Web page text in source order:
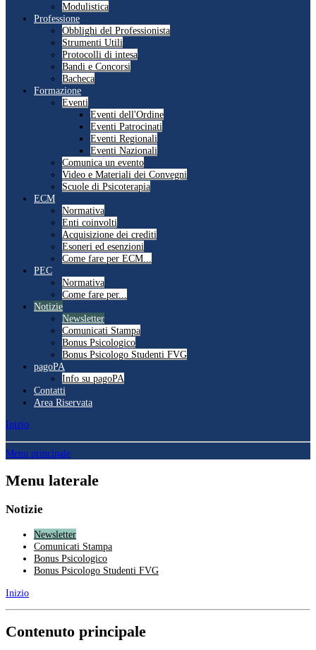
Modulistica
Professione
Obblighi del Professionista
Strumenti Utili
Protocolli di intesa
Bandi e Concorsi
Bacheca
Formazione
Eventi
Eventi dell'Ordine
Eventi Patrocinati
Eventi Regionali
Eventi Nazionali
Comunica un evento
Video e Materiali dei Convegni
Scuole di Psicoterapia
ECM
Normativa
Enti coinvolti
Acquisizione dei crediti
Esoneri ed esenzioni
Come fare per ECM...
PEC
Normativa
Come fare per...
Notizie
Newsletter
Comunicati Stampa
Bonus Psicologico
Bonus Psicologo Studenti FVG
pagoPA
Info su pagoPA
Contatti
Area Riservata
Inizio
Menu principale
Menu laterale
Notizie
Newsletter
Comunicati Stampa
Bonus Psicologico
Bonus Psicologo Studenti FVG
Inizio
Contenuto principale